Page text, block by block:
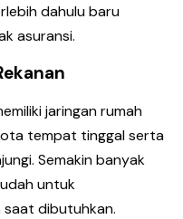
dahulu baru
asuransi.
jaringan rumah
tempat tinggal serta
Semakin banyak
untuk
saat dibutuhkan.